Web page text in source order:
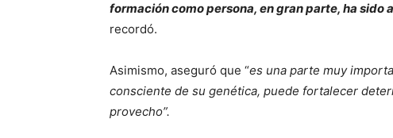
formación como persona, en gran parte, ha
recordó.
Asimismo, aseguró que “es una parte muy
consciente de su genética, puede fortalecer
provecho”.